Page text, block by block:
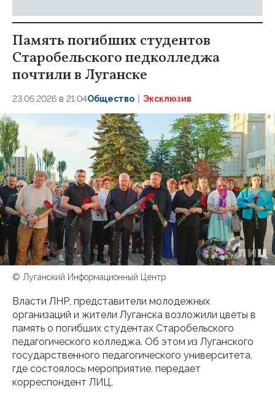
Память погибших студентов
Старобельского педколледжа
почтили в Луганске
23.05.2026 в 21:04Общество Эксклюзив
© Луганский Информационный Центр
Власти ЛНР, представители молодежных
организаций и жители Луганска возложили цветы в
память о погибших студентах Старобельского
педагогического колледжа. Об этом из Луганского
государственного педагогического университета,
где состоялось мероприятие, передает
корреспондент ЛИЦ.